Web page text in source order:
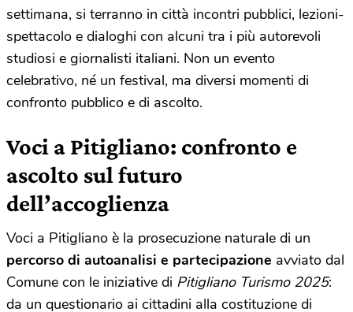
settimana, si terranno in città incontri pubblici, lezioni-
spettacolo e dialoghi con alcuni tra i più autorevoli
studiosi e giornalisti italiani. Non un evento
celebrativo, né un festival, ma diversi momenti di
confronto pubblico e di ascolto.
Voci a Pitigliano: confronto e
ascolto sul futuro
dell’accoglienza
Voci a Pitigliano è la prosecuzione naturale di un
percorso di autoanalisi e partecipazione avviato dal
Comune con le iniziative di Pitigliano Turismo 2025:
da un questionario ai cittadini alla costituzione di